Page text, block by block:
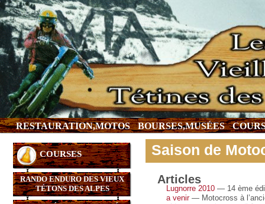
RESTAURATION,MOTOS BOURSES,MUSÉES
COURSES
RANDO ENDURO DES VIEUX
TÉTONS DES ALPES
Saison de
Articles
Lugnorre 2010 — 14 ème
a venir— Motocross à